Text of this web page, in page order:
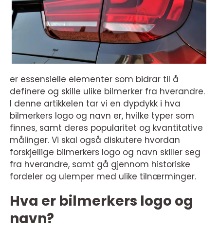
er essensielle elementer som bidrar til å
definere og skille ulike bilmerker fra hverandre.
I denne artikkelen tar vi en dypdykk i hva
bilmerkers logo og navn er, hvilke typer som
finnes, samt deres popularitet og kvantitative
målinger. Vi skal også diskutere hvordan
forskjellige bilmerkers logo og navn skiller seg
fra hverandre, samt gå gjennom historiske
fordeler og ulemper med ulike tilnærminger.
Hva er bilmerkers logo og
navn?